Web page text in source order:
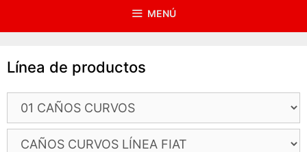
MENÚ
Línea de productos